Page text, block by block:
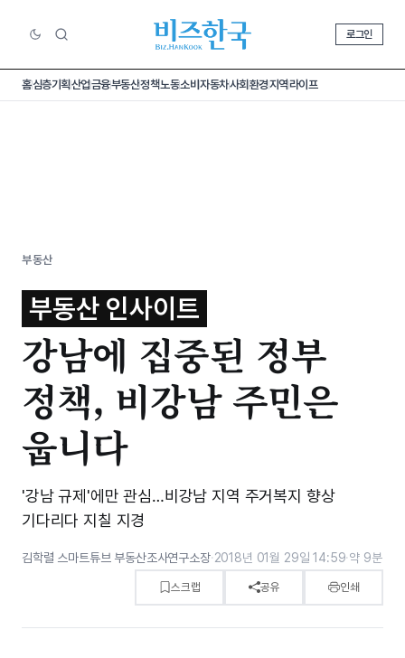
로그인
홈심층기획산업금융부동산정책노동소비 자동차사회환경지역라이프
부동산
부동산 인사이트
강남에 집중된 정부
정책, 비강남 주민은
웁니다
'강남 규제'에만 관심…비강남 지역 주거복지 향상
기다리다 지칠 지경
김학렬 스마트튜브 부동산조사연구소장·2018년 01월 29일 14:59·약 9분
스크랩 공유 인쇄